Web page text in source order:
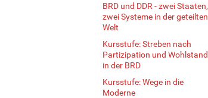
BRD und DDR - zwei Staaten,
zwei Systeme in der geteilten
Welt
Kursstufe: Streben nach
Partizipation und Wohlstand
in der BRD
Kursstufe: Wege in die
Moderne